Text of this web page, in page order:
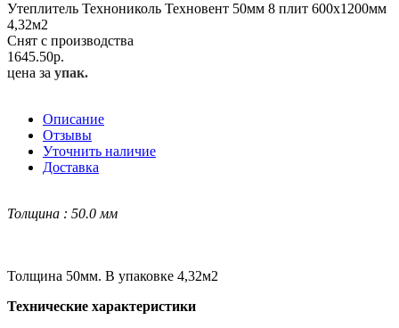
Утеплитель Технониколь Техновент 50мм 8 плит 600х1200мм
4,32м2
Снят с производства
1645.50р.
цена за упак.
Описание
Отзывы
Уточнить наличие
Доставка
Толщина : 50.0 мм
Толщина 50мм. В упаковке 4,32м2
Технические характеристики